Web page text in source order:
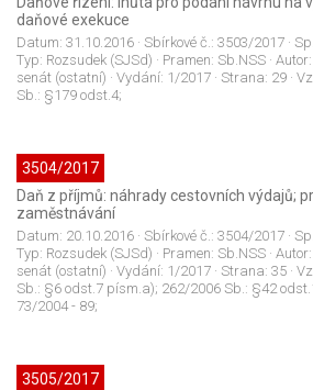
daňové exekuce
Datum: 31.10.2016 · Sbírkové č.: 3503/2017 ·
Typ: Rozsudek (SJSd) · Pramen: Sb.NSS · Autor:
senát (ostatní) · Vydání: 1/2017 · Strana: 29 ·
Sb.: §179 odst.4;
3504/2017
Daň z příjmů: náhrady cestovních výdajů;
zaměstnávání
Datum: 20.10.2016 · Sbírkové č.: 3504/2017 ·
Typ: Rozsudek (SJSd) · Pramen: Sb.NSS · Autor:
senát (ostatní) · Vydání: 1/2017 · Strana: 35 ·
Sb.: §6 odst.7 písm.a); 262/2006 Sb.: §42
73/2004 - 89;
3505/2017